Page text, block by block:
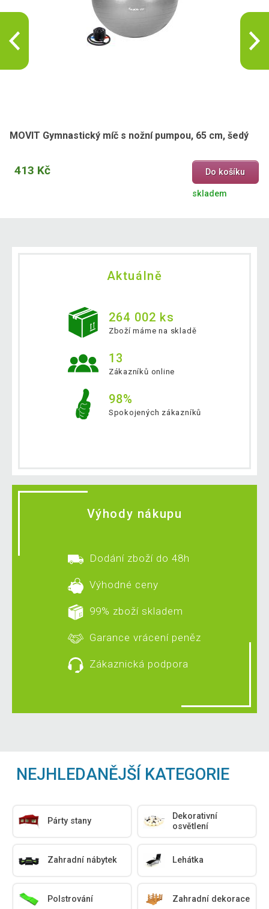
MOVIT Gymnastický míč s nožní pumpou, 65 cm, šedý
413 Kč Do košíku
skladem
Aktuálně
264 002 ks
Zboží máme na skladě
13
Zákazníků online
98%
Spokojených zákazníků
Výhody nákupu
Dodání zboží do 48h
Výhodné ceny
99% zboží skladem
Garance vrácení peněz
Zákaznická podpora
NEJHLEDANĚJŠÍ KATEGORIE
Párty stany
Dekorativní
osvětlení
Zahradní nábytek Lehátka
Polstrování Zahradní dekorace